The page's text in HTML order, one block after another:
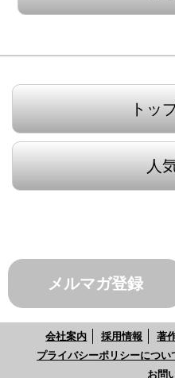
トッ
人
メルマガ登録
会社案内 採用情報 著
プライバシーポリシーについ
お問